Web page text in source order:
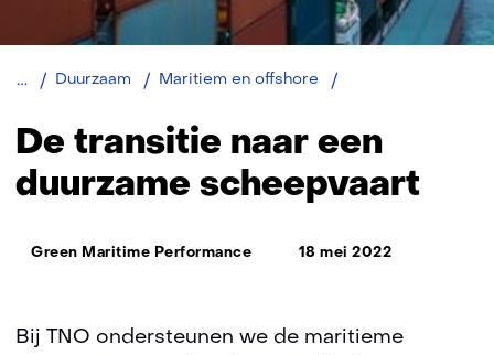
Duurzaam Maritiem en offshore
scheepvaart
De transitie naar een
duurzame scheepvaart
Thema:
Green Maritime Performance 18 mei 2022
Bij TNO ondersteunen we de maritieme